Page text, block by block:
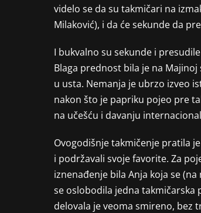
videlo se da su takmičari na
Milaković), i da će sekunde da
I bukvalno su sekunde i
Blaga prednost bila je na
u usta. Nemanja je ubrzo izveo
nakon što je papriku pojeo pre
na učešću i davanju
Ovogodišnje takmičenje pratila
i podržavali svoje favorite. Za
iznenađenje bila Anja koja se
se oslobodila jedna takmičarska
delovala je veoma smireno, bez